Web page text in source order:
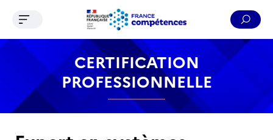
Contenu Recherche Menu Pied de page
Ouvrir le menu de navigation
CERTIFICATION
PROFESSIONNELLE